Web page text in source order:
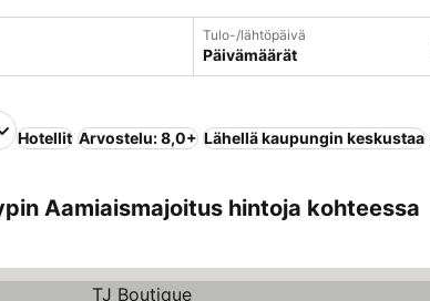
Tulo-/lähtöpäivä
Päivämäärät
Hotellit Arvostelu: 8,0+ Lähellä kaupungin keskustaa
Aamiaismajoitus hintoja kohteessa